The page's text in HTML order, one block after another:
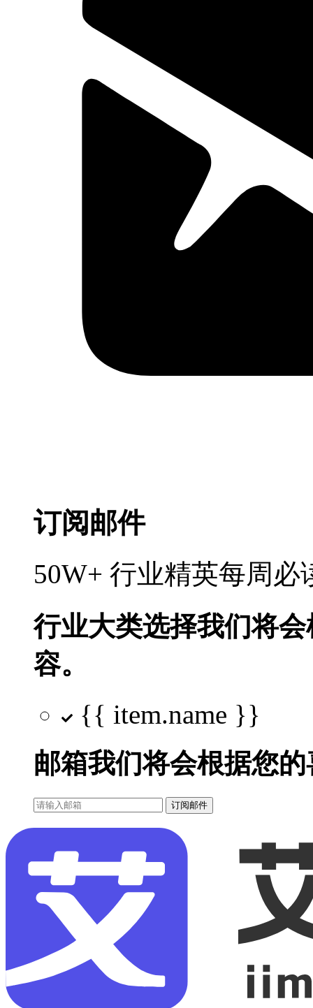
订阅邮件
50W+ 行业精英每周
行业大类选择我们将
容。
{{ item.name }}
邮箱我们将会根据您
订阅邮件